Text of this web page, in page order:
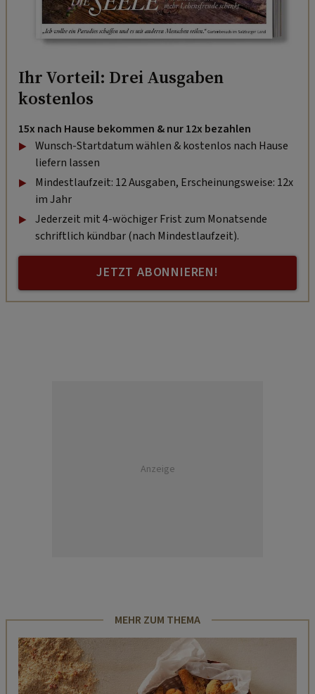
Ihr Vorteil: Drei Ausgaben
kostenlos
15x nach Hause bekommen & nur 12x bezahlen
Wunsch-Startdatum wählen & kostenlos nach Hause
liefern lassen
Mindestlaufzeit: 12 Ausgaben, Erscheinungsweise: 12x
im Jahr
Jederzeit mit 4-wöchiger Frist zum Monatsende
schriftlich kündbar (nach Mindestlaufzeit).
JETZT ABONNIEREN!
Anzeige
MEHR ZUM THEMA